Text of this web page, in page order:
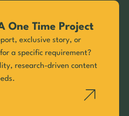
One Time Project
exclusive story, or
a specific requirement?
research-driven content